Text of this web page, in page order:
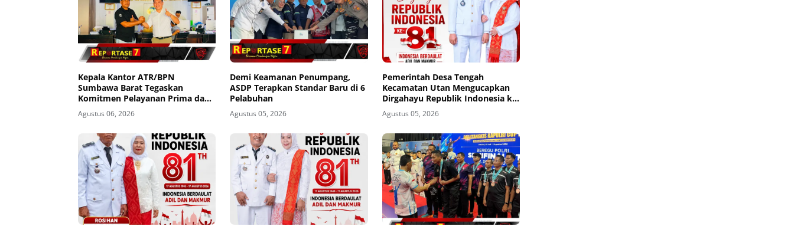
Kepala Kantor ATR/BPN
Sumbawa Barat Tegaskan
Komitmen Pelayanan Prima dan
Buka Pintu Pengaduan
Masyarakat
Agustus 06, 2026
Demi Keamanan Penumpang,
ASDP Terapkan Standar Baru di 6
Pelabuhan
Agustus 05, 2026
Pemerintah Desa Tengah
Kecamatan Utan Mengucapkan
Dirgahayu Republik Indonesia ke-
81
Agustus 05, 2026